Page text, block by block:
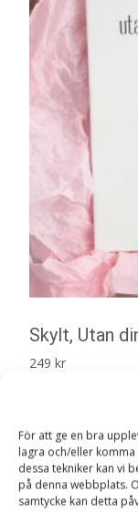
För att ge en bra
lagra och/eller
dessa tekniker kan vi
på denna webbplats.
samtycke kan detta
Skylt, Utan
249 kr
Skylt, Utan
Doppresenter
Läs mer här